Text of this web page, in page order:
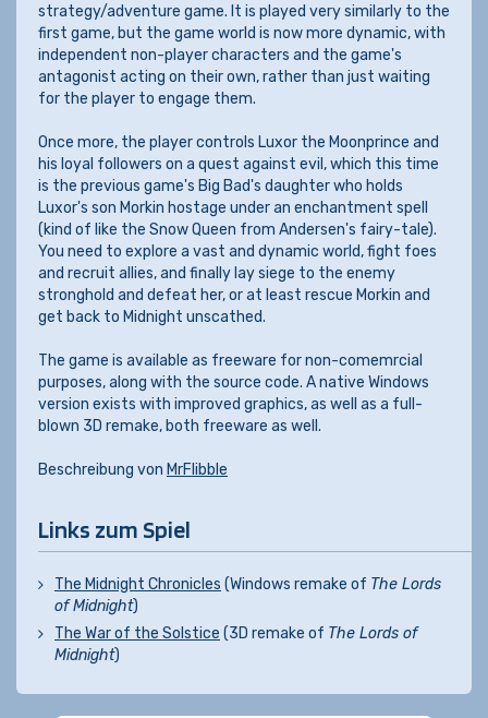
strategy/adventure game. It is played very similarly to the
first game, but the game world is now more dynamic, with
independent non-player characters and the game's
antagonist acting on their own, rather than just waiting
for the player to engage them.
Once more, the player controls Luxor the Moonprince and
his loyal followers on a quest against evil, which this time
is the previous game's Big Bad's daughter who holds
Luxor's son Morkin hostage under an enchantment spell
(kind of like the Snow Queen from Andersen's fairy-tale).
You need to explore a vast and dynamic world, fight foes
and recruit allies, and finally lay siege to the enemy
stronghold and defeat her, or at least rescue Morkin and
get back to Midnight unscathed.
The game is available as freeware for non-comemrcial
purposes, along with the source code. A native Windows
version exists with improved graphics, as well as a full-
blown 3D remake, both freeware as well.
Beschreibung von MrFlibble
Links zum Spiel
The Midnight Chronicles (Windows remake of The Lords
of Midnight)
The War of the Solstice (3D remake of The Lords of
Midnight)